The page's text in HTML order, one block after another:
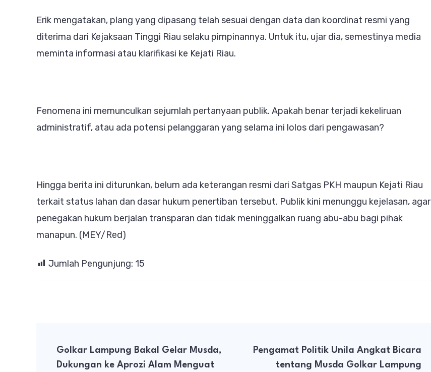
Erik mengatakan, plang yang dipasang telah sesuai dengan data dan koordinat resmi yang
diterima dari Kejaksaan Tinggi Riau selaku pimpinannya. Untuk itu, ujar dia, semestinya media
meminta informasi atau klarifikasi ke Kejati Riau.
Fenomena ini memunculkan sejumlah pertanyaan publik. Apakah benar terjadi kekeliruan
administratif, atau ada potensi pelanggaran yang selama ini lolos dari pengawasan?
Hingga berita ini diturunkan, belum ada keterangan resmi dari Satgas PKH maupun Kejati Riau
terkait status lahan dan dasar hukum penertiban tersebut. Publik kini menunggu kejelasan, agar
penegakan hukum berjalan transparan dan tidak meninggalkan ruang abu-abu bagi pihak
manapun. (MEY/Red)
Jumlah Pengunjung: 15
Navigation
Golkar Lampung Bakal Gelar Musda,
Dukungan ke Aprozi Alam Menguat
Pengamat Politik Unila Angkat Bicara
tentang Musda Golkar Lampung